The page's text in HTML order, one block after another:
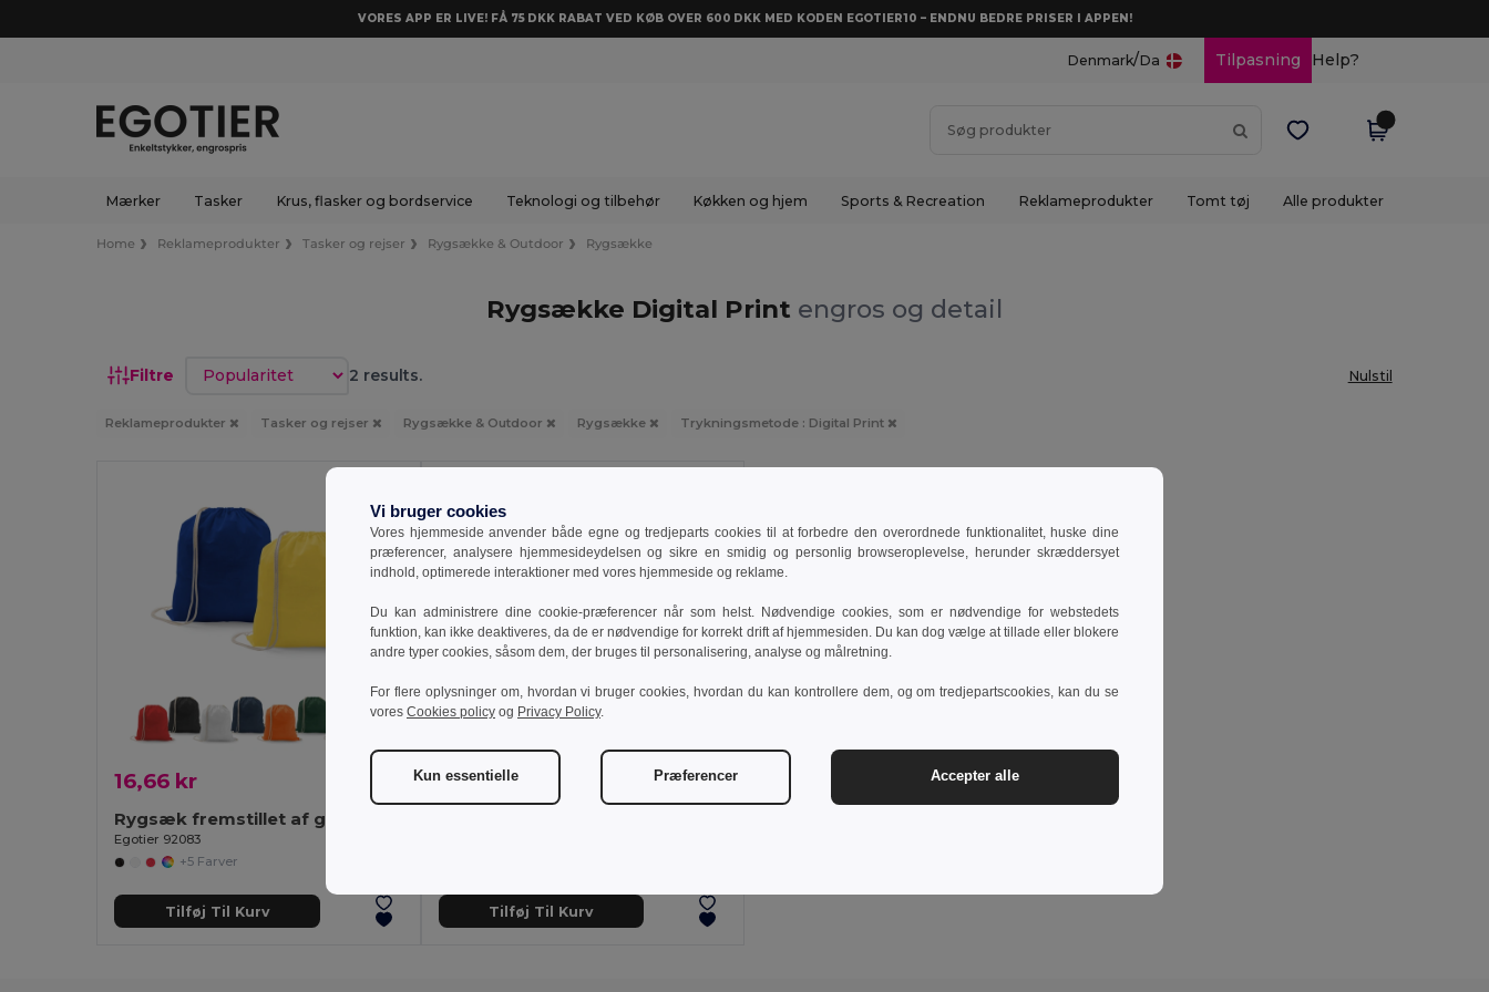
VORES APP ER LIVE! FÅ 75 DKK RABAT VED KØB OVER 600 DKK MED KODEN EGOTIER10 – ENDNU BEDRE PRISER I APPEN!
Denmark/Da Tilpasning Help?
Mærker Tasker Krus, flasker og bordservice Teknologi og tilbehør Køkken og hjem Sports & Recreation Reklameprodukter Tomt tøj Alle produkter
Home Reklameprodukter Tasker og rejser Rygsække & Outdoor Rygsække
Rygsække Digital Print engros og detail
Filtre Sorter efter 2 results. Nulstil
Reklameprodukter Tasker og rejser Rygsække & Outdoor Rygsække Trykningsmetode : Digital Print
16,66 kr
Egotier 92083
+5 Farver
Tilføj Til Kurv
408,05 kr -32%
Tilføj Til Kurv
Vi bruger cookies
Vores hjemmeside anvender både egne og tredjeparts cookies til at forbedre den overordnede funktionalitet, huske dine
præferencer, analysere hjemmesideydelsen og sikre en smidig og personlig browseroplevelse, herunder skræddersyet
indhold, optimerede interaktioner med vores hjemmeside og reklame.
Du kan administrere dine cookie-præferencer når som helst. Nødvendige cookies, som er nødvendige for webstedets
funktion, kan ikke deaktiveres, da de er nødvendige for korrekt drift af hjemmesiden. Du kan dog vælge at tillade eller blokere
andre typer cookies, såsom dem, der bruges til personalisering, analyse og målretning.
For flere oplysninger om, hvordan vi bruger cookies, hvordan du kan kontrollere dem, og om tredjepartscookies, kan du se
vores Cookies policy og Privacy Policy.
Kun essentielle Præferencer Accepter alle